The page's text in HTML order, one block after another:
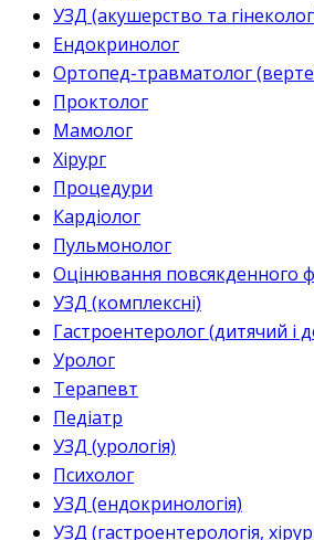
УЗД (акушерство та
Ендокринолог
Ортопед-травматолог
Проктолог
Мамолог
Хірург
Процедури
Кардіолог
Пульмонолог
Оцінювання повсякденного
УЗД (комплексні)
Гастроентеролог (дитячий і
Уролог
Терапевт
Педіатр
УЗД (урологія)
Психолог
УЗД (ендокринологія)
УЗД (гастроентерологія,